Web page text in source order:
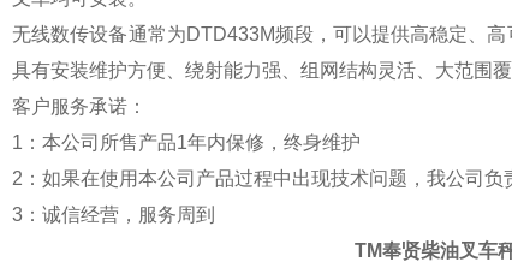
无线数传设备通常为DTD433M频段，可以提供高稳定、
具有安装维护方便、绕射能力强、组网结构灵活、大范围
客户服务承诺：
1：本公司所售产品1年内保修，终身维护
2：如果在使用本公司产品过程中出现技术问题，我公司负
3：诚信经营，服务周到
TM奉贤柴油叉车